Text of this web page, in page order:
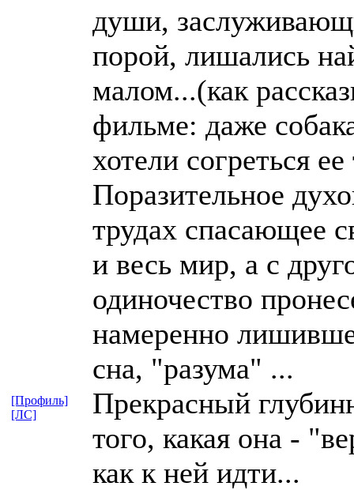
души,
порой, лишались
малом...(как
фильме: даже
хотели согреться
Поразительное
трудах спасающее
и весь мир, а с
одиночество
намеренно
сна, "разума" ...
Прекрасный
того, какая она -
как к ней идти...
[Профиль]
[ЛС]